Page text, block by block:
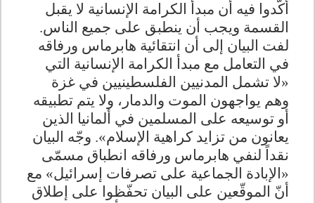
أكّدوا فيه أن مبدأ الكرامة الإنسانية لا يقبل
القسمة ويجب أن ينطبق على جميع الناس.
لفت البيان إلى أن انتقائية هابرماس ورفاقه
في التعامل مع مبدأ الكرامة الإنسانية التي
«لا تشمل المدنيين الفلسطينيين في غزة
وهم يواجهون الموت والدمار، ولا يتم تطبيقه
أو توسيعه على المسلمين في ألمانيا الذين
يعانون من تزايد كراهية الإسلام». وجّه البيان
نقداً لنفي هابرماس ورفاقه انطباق مسمّى
«الإبادة الجماعية على تصرفات إسرائيل» مع
أنّ الموقّعين على البيان تحفّظوا على إطلاق